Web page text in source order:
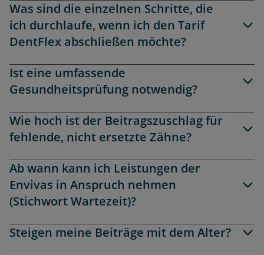
Was sind die einzelnen Schritte, die
ich durchlaufe, wenn ich den Tarif
DentFlex abschließen möchte?
Ist eine umfassende
Gesundheitsprüfung notwendig?
Wie hoch ist der Beitragszuschlag für
fehlende, nicht ersetzte Zähne?
Ab wann kann ich Leistungen der
Envivas in Anspruch nehmen
(Stichwort Wartezeit)?
Steigen meine Beiträge mit dem Alter?